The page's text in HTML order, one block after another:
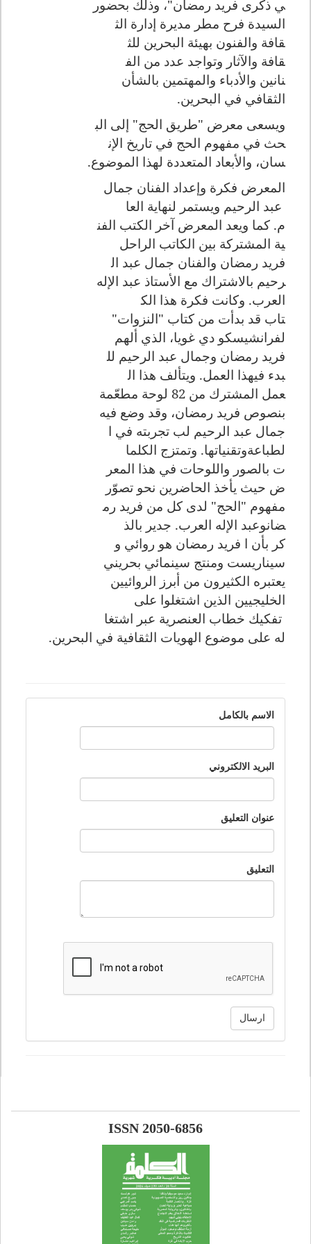
ي ذكرى فريد رمضان"، وذلك بحضور
السيدة فرح مطر مديرة إدارة الث
قافة والفنون بهيئة البحرين للث
قافة والآثار وتواجد عدد من الف
نانين والأدباء والمهتمين بالشأن
الثقافي في البحرين.
ويسعى معرض "طريق الحج" إلى الب
حث في مفهوم الحج في تاريخ الإن
سان، والأبعاد المتعددة لهذا الموضوع.
المعرض فكرة وإعداد الفنان جمال
عبد الرحيم ويستمر لنهاية العا
م. كما ويعد المعرض آخر الكتب الفن
ية المشتركة بين الكاتب الراحل
فريد رمضان والفنان جمال عبد ال
رحيم بالاشتراك مع الأستاذ عبد الإله
العرب. وكانت فكرة هذا الك
تاب قد بدأت من كتاب "النزوات"
لفرانشيسكو دي غويا، الذي ألهم
فريد رمضان وجمال عبد الرحيم لل
بدء فيهذا العمل. ويتألف هذا ال
عمل المشترك من 82 لوحة مطعّمة
بنصوص فريد رمضان، وقد وضع فيه
جمال عبد الرحيم لب تجربته في ا
لطباعةوتقنياتها. وتمتزج الكلما
ت بالصور واللوحات في هذا المعر
ض حيث يأخذ الحاضرين نحو تصوّر
مفهوم "الحج" لدى كل من فريد رم
ضانوعبد الإله العرب. جدير بالذ
كر بأن ا فريد رمضان هو روائي و
سيناريست ومنتج سينمائي بحريني
يعتبره الكثيرون من أبرز الروائيين
الخليجيين الذين اشتغلوا على
تفكيك خطاب العنصرية عبر اشتغا
له على موضوع الهويات الثقافية في البحرين.
الاسم بالكامل
البريد الالكتروني
عنوان التعليق
التعليق
ارسال
ISSN 2050-6856